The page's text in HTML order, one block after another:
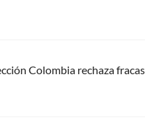
Colombia rechaza